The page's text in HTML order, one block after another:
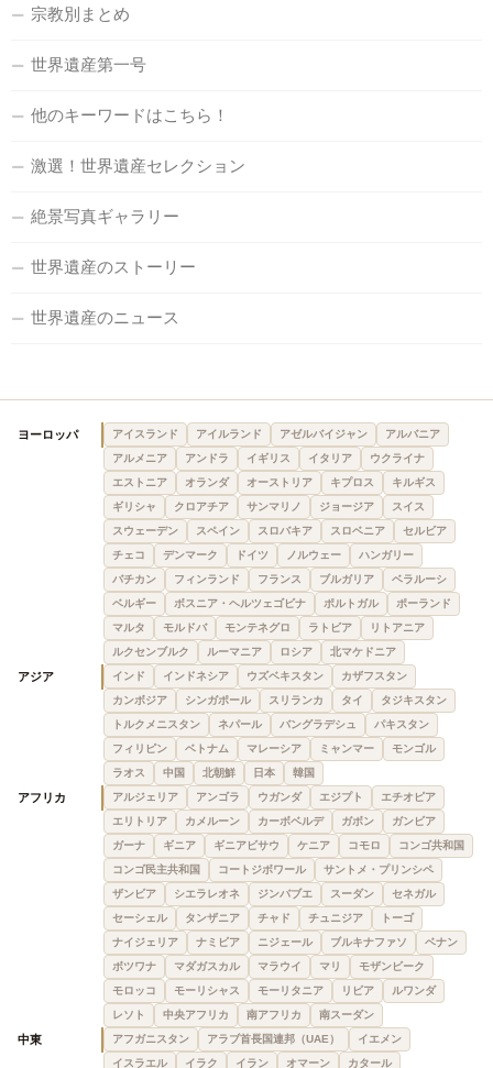
宗教別まとめ
世界遺産第一号
他のキーワードはこちら！
激選！世界遺産セレクション
絶景写真ギャラリー
世界遺産のストーリー
世界遺産のニュース
ヨーロッパ アイスランド アイルランド アゼルバイジャン
アルバニア
アルメニア
アンドラ イギリス イタリア
ウクライナ
エストニア
オランダ オーストリア キプロス
キルギス
ギリシャ
クロアチア サンマリノ ジョージア
スイス
スウェーデン
スペイン スロバキア スロベニア
セルビア
チェコ
デンマーク ドイツ ノルウェー
ハンガリー
バチカン
フィンランド フランス ブルガリア
ベラルーシ
ベルギー
ボスニア・ヘルツェゴビナ ポルトガル
ポーランド
マルタ
モルドバ モンテネグロ ラトビア
リトアニア
ルクセンブルク
ルーマニア ロシア 北マケドニア
アジア インド インドネシア ウズベキスタン
カザフスタン
カンボジア
シンガポール スリランカ タイ
タジキスタン
トルクメニスタン
ネパール バングラデシュ
パキスタン
フィリピン
ベトナム マレーシア ミャンマー
モンゴル
ラオス
中国 北朝鮮 日本 韓国
アフリカ アルジェリア アンゴラ ウガンダ エジプト
エチオピア
エリトリア
カメルーン カーボベルデ ガボン
ガンビア
ガーナ
ギニア ギニアビサウ ケニア コモロ
コンゴ共和国
コンゴ民主共和国
コートジボワール
サントメ・プリンシペ
ザンビア
シエラレオネ ジンバブエ スーダン
セネガル
セーシェル
タンザニア チャド チュニジア
トーゴ
ナイジェリア
ナミビア ニジェール ブルキナファソ
ベナン
ボツワナ
マダガスカル マラウイ マリ
モザンビーク
モロッコ
モーリシャス モーリタニア リビア
ルワンダ
レソト
中央アフリカ 南アフリカ 南スーダン
中東 アフガニスタン アラブ首長国連邦（UAE）
イエメン
イスラエル
イラク イラン オマーン カタール